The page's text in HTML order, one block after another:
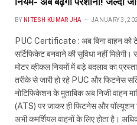
BY NITESH KUMAR JHA JANUARY 3,
PUC Certificate : अब बिना वाहन को
सर्टिफिकेट बनवाने की सुविधा नहीं
मोटर व्हीकल नियमों में बड़े बदलाव का
तरीके से जारी हो रहे PUC और फिटनेस
नोटिफिकेशन के मुताबिक अब निजी वाहन
(ATS) पर जाकर ही फिटनेस और पॉल्यूशन
अभी कमर्शियल वाहनों के लिए होता है।